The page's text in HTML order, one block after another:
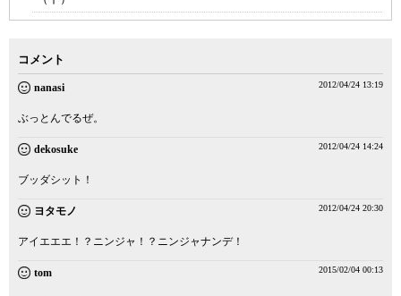
コメント
nanasi 2012/04/24 13:19
ぶっとんでるぜ。
dekosuke 2012/04/24 14:24
ブッダシット！
ヨタモノ 2012/04/24 20:30
アイエエエ！？ニンジャ！？ニンジャナンデ！
tom 2015/02/04 00:13